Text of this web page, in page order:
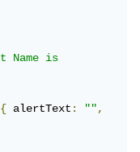
Name is
alertText: "",